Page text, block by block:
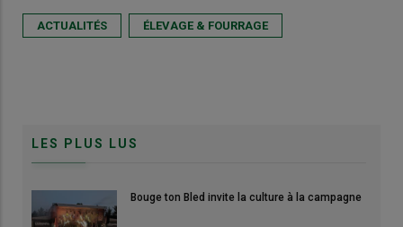
ACTUALITÉS ÉLEVAGE & FOURRAGE
LES PLUS LUS
Bouge ton Bled invite la culture à la campagne